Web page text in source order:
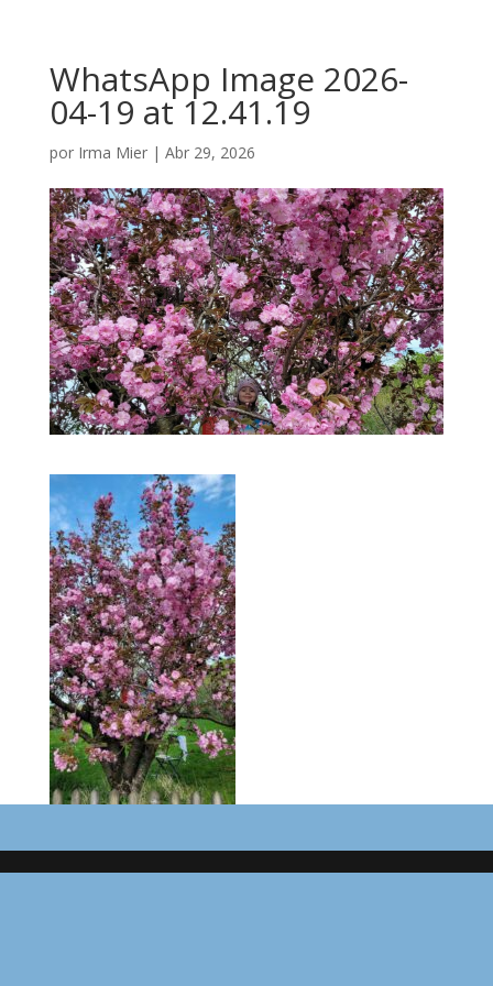
WhatsApp Image 2026-
04-19 at 12.41.19
por Irma Mier| Abr 29, 2026